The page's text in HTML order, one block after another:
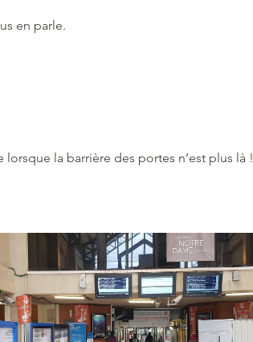
en parle.
lorsque la barrière des portes n’est plus là !